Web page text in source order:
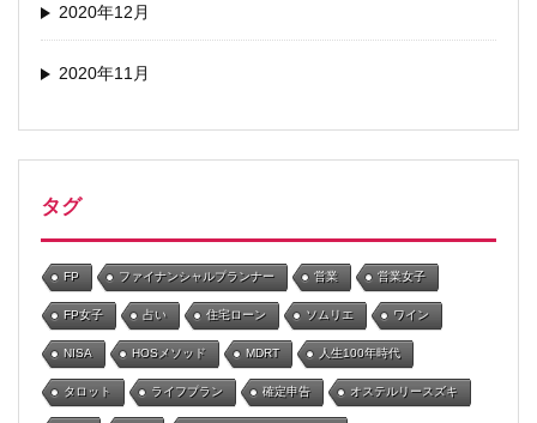
2020年12月
2020年11月
タグ
FP ファイナンシャルプランナー 営業 営業女子
FP女子 占い 住宅ローン ソムリエ ワイン
NISA HOSメソッド MDRT 人生100年時代
タロット ライフプラン 確定申告 オステルリースズキ